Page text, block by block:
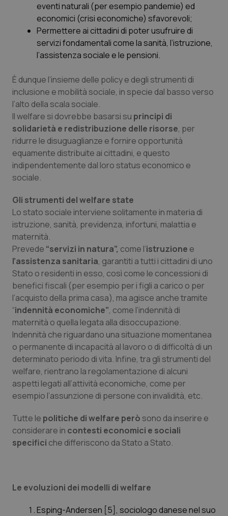
eventi naturali (per esempio pandemie) ed
economici (crisi economiche) sfavorevoli;
Permettere ai cittadini di poter usufruire di
servizi fondamentali come la sanità, l’istruzione,
l’assistenza sociale e le pensioni.
È dunque l’insieme delle policy e degli strumenti di
inclusione e mobilità sociale, in specie dal basso verso
l’alto della scala sociale.
Il welfare si dovrebbe basarsi su principi di
solidarietà e redistribuzione delle risorse, per
ridurre le disuguaglianze e fornire opportunità
equamente distribuite ai cittadini, e questo
indipendentemente dal loro status economico e
sociale.
Gli strumenti del welfare state
Lo stato sociale interviene solitamente in materia di
istruzione, sanità, previdenza, infortuni, malattia e
maternità.
Prevede “servizi in natura”, come l’istruzione e
l’assistenza sanitaria, garantiti a tutti i cittadini di uno
Stato o residenti in esso, così come le concessioni di
benefici fiscali (per esempio per i figli a carico o per
l’acquisto della prima casa), ma agisce anche tramite
“indennità economiche”, come l’indennità di
maternità o quella legata alla disoccupazione.
Indennità che riguardano una situazione momentanea
o permanente di incapacità al lavoro o di difficoltà di un
determinato periodo di vita. Infine, tra gli strumenti del
welfare, rientrano la regolamentazione di alcuni
aspetti legati all’attività economiche, come per
esempio l’assunzione di persone con invalidità, etc.
Tutte le politiche di welfare però sono da inserire e
considerare in contesti economici e sociali
specifici che differiscono da Stato a Stato.
Le evoluzioni dei modelli di welfare
Esping-Andersen [5], sociologo danese nel suo